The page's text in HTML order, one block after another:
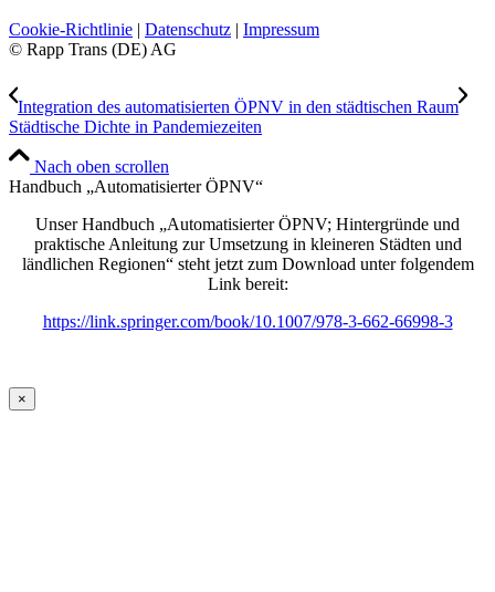
Cookie-Richtlinie | Datenschutz | Impressum
© Rapp Trans (DE) AG
Integration des automatisierten ÖPNV in den städtischen Raum
Städtische Dichte in Pandemiezeiten
Nach oben scrollen
Handbuch „Automatisierter ÖPNV“
Unser Handbuch „Automatisierter ÖPNV; Hintergründe und
praktische Anleitung zur Umsetzung in kleineren Städten und
ländlichen Regionen“ steht jetzt zum Download unter folgendem
Link bereit:
https://link.springer.com/book/10.1007/978-3-662-66998-3
×